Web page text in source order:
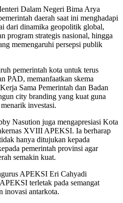
Dalam Negeri Bima Arya
daerah saat ini menghadapi
dari dinamika geopolitik global,
program strategis nasional, hingga
memengaruhi persepsi publik
pemerintah kota untuk terus
PAD, memanfaatkan skema
Sama Pemerintah dan Badan
city branding yang kuat guna
investasi.
Nasution juga mengapresiasi Kota
XVIII APEKSI. Ia berharap
hanya ditujukan kepada
pemerintah provinsi agar
semakin kuat.
APEKSI Eri Cahyadi
terletak pada semangat
inovasi antarkota.